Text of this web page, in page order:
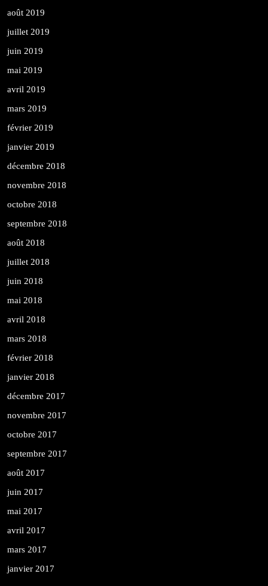
août 2019
juillet 2019
juin 2019
mai 2019
avril 2019
mars 2019
février 2019
janvier 2019
décembre 2018
novembre 2018
octobre 2018
septembre 2018
août 2018
juillet 2018
juin 2018
mai 2018
avril 2018
mars 2018
février 2018
janvier 2018
décembre 2017
novembre 2017
octobre 2017
septembre 2017
août 2017
juin 2017
mai 2017
avril 2017
mars 2017
janvier 2017